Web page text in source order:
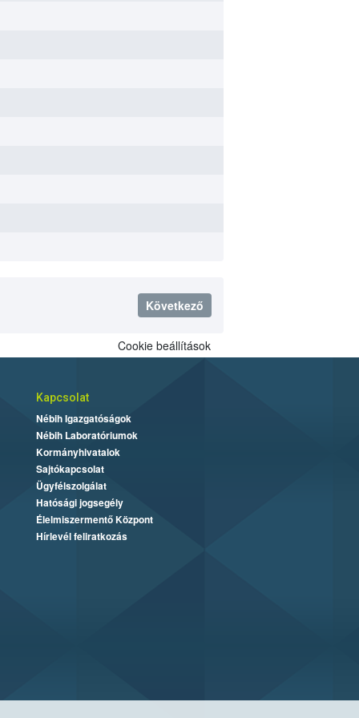
Következő
Cookie beállítások
Kapcsolat
Nébih Igazgatóságok
Nébih Laboratóriumok
Kormányhivatalok
Sajtókapcsolat
Ügyfélszolgálat
Hatósági jogsegély
Élelmiszermentő Központ
Hírlevél feliratkozás